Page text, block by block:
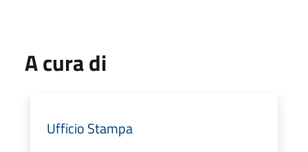
A cura di
Ufficio Stampa